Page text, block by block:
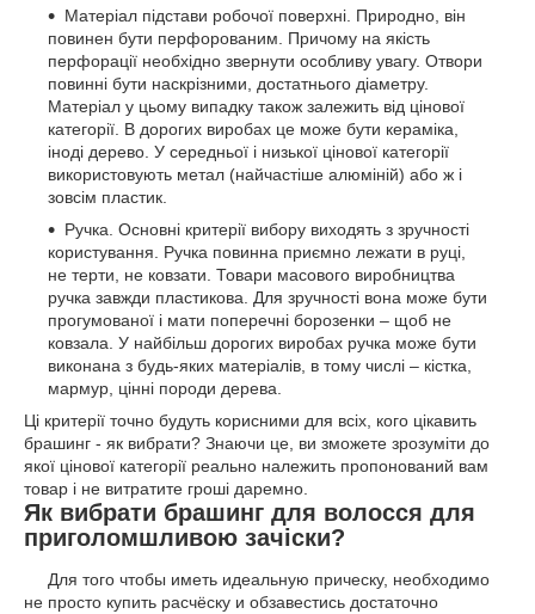
Матеріал підстави робочої поверхні. Природно, він
повинен бути перфорованим. Причому на якість
перфорації необхідно звернути особливу увагу. Отвори
повинні бути наскрізними, достатнього діаметру.
Матеріал у цьому випадку також залежить від цінової
категорії. В дорогих виробах це може бути кераміка,
іноді дерево. У середньої і низької цінової категорії
використовують метал (найчастіше алюміній) або ж і
зовсім пластик.
Ручка. Основні критерії вибору виходять з зручності
користування. Ручка повинна приємно лежати в руці,
не терти, не ковзати. Товари масового виробництва
ручка завжди пластикова. Для зручності вона може бути
прогумованої і мати поперечні борозенки – щоб не
ковзала. У найбільш дорогих виробах ручка може бути
виконана з будь-яких матеріалів, в тому числі – кістка,
мармур, цінні породи дерева.
Ці критерії точно будуть корисними для всіх, кого цікавить
брашинг - як вибрати? Знаючи це, ви зможете зрозуміти до
якої цінової категорії реально належить пропонований вам
товар і не витратите гроші даремно.
Як вибрати брашинг для волосся для
приголомшливою зачіски?
Для того чтобы иметь идеальную прическу, необходимо
не просто купить расчёску и обзавестись достаточно